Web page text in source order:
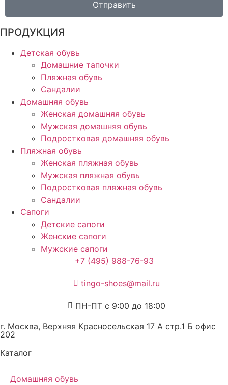
Отправить
ПРОДУКЦИЯ
Детская обувь
Домашние тапочки
Пляжная обувь
Сандалии
Домашняя обувь
Женская домашняя обувь
Мужская домашняя обувь
Подростковая домашняя обувь
Пляжная обувь
Женская пляжная обувь
Мужская пляжная обувь
Подростковая пляжная обувь
Сандалии
Сапоги
Детские сапоги
Женские сапоги
Мужские сапоги
Каталог
Домашняя обувь
+7 (495) 988-76-93
tingo-shoes@mail.ru
ПН-ПТ с 9:00 до 18:00
г. Москва, Верхняя Красносельская 17 А стр.1 Б офис
202